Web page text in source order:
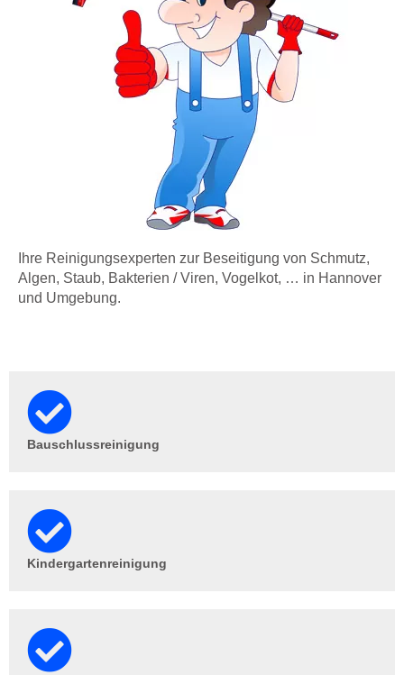
Ihre Reinigungsexperten zur Beseitigung von Schmutz,
Algen, Staub, Bakterien / Viren, Vogelkot, … in Hannover
und Umgebung.
Bauschlussreinigung
Kindergartenreinigung